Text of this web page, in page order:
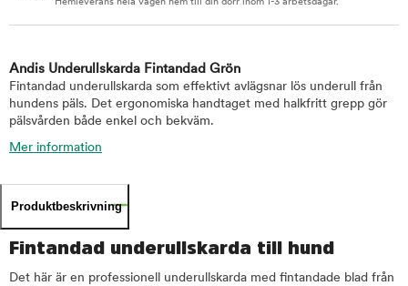
Hemleverans hela vägen hem till din dörr inom 1-3 arbetsdagar.
Andis Underullskarda Fintandad Grön
Fintandad underullskarda som effektivt avlägsnar lös underull från
hundens päls. Det ergonomiska handtaget med halkfritt grepp gör
pälsvården både enkel och bekväm.
Mer information
Produktbeskrivning
Fintandad underullskarda till hund
Det här är en professionell underullskarda med fintandade blad från